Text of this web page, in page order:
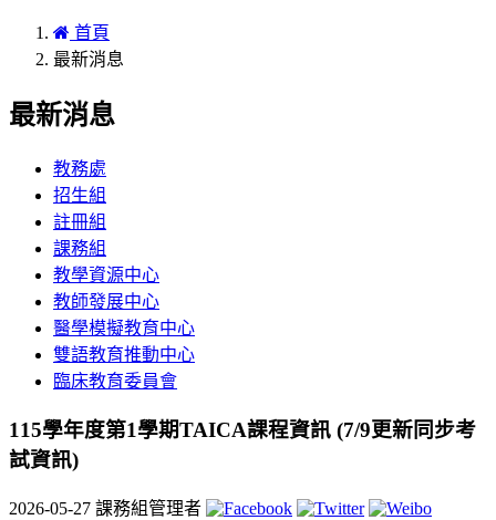
首頁
最新消息
最新消息
教務處
招生組
註冊組
課務組
教學資源中心
教師發展中心
醫學模擬教育中心
雙語教育推動中心
臨床教育委員會
115學年度第1學期TAICA課程資訊 (7/9更新同步考
試資訊)
2026-05-27 課務組管理者